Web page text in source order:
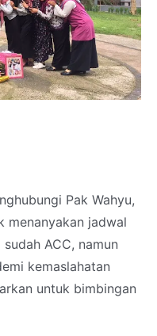
Pak Wahyu,
menanyakan jadwal
ACC, namun
kemaslahatan
untuk bimbingan